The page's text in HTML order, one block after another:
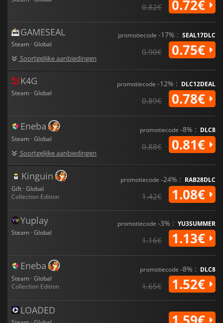
0.82€ 0.72€
GAMESEAL
Steam · Global
Soortgelijke aanbiedingen
promotiecode -17% : SEAL17DLC
0.90€ 0.75€
K4G
Steam · Global
promotiecode -12% : DLC12DEAL
0.89€ 0.78€
Eneba
Steam · Global
Soortgelijke aanbiedingen
promotiecode -8% : DLC8
0.88€ 0.81€
Kinguin
Gift · Global
Collection Edition
promotiecode -24% : RAB28DLC
1.42€ 1.08€
Yuplay
Steam · Global
promotiecode -3% : YU3SUMMER
1.16€ 1.13€
Eneba
Steam · Global
Collection Edition
promotiecode -8% : DLC8
1.65€ 1.52€
LOADED